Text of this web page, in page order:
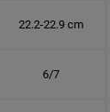
22.2-22.9 cm
6/7